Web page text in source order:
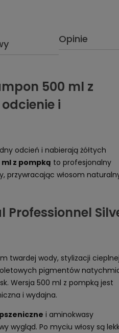
Opinie
500 ml z
i
odcień i nabierają żółtych
ml z pompką to profesjonalny
przywracając włosom
Professionnel
twardej wody, stylizacji cieplnej
pigmentów
Wersja 500 ml z pompką jest
i wydajna.
i aminokwasy
wygląd. Po myciu włosy są